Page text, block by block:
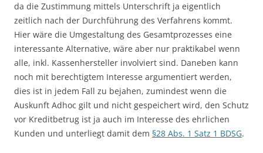
da die Zustimmung mittels Unterschrift ja eigentlich
zeitlich nach der Durchführung des Verfahrens kommt.
Hier wäre die Umgestaltung des Gesamtprozesses eine
interessante Alternative, wäre aber nur praktikabel wenn
alle, inkl. Kassenhersteller involviert sind. Daneben kann
noch mit berechtigtem Interesse argumentiert werden,
dies ist in jedem Fall zu bejahen, zumindest wenn die
Auskunft Adhoc gilt und nicht gespeichert wird, den Schutz
vor Kreditbetrug ist ja auch im Interesse des ehrlichen
Kunden und unterliegt damit dem §28 Abs. 1 Satz 1 BDSG.